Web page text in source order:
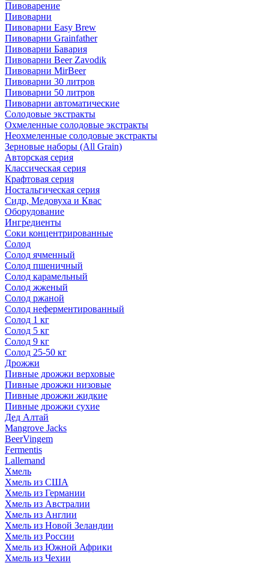
Пивоварение
Пивоварни
Пивоварни Easy Brew
Пивоварни Grainfather
Пивоварни Бавария
Пивоварни Beer Zavodik
Пивоварни MirBeer
Пивоварни 30 литров
Пивоварни 50 литров
Пивоварни автоматические
Солодовые экстракты
Охмеленные солодовые экстракты
Неохмеленные солодовые экстракты
Зерновые наборы (All Grain)
Авторская серия
Классическая серия
Крафтовая серия
Ностальгическая серия
Сидр, Медовуха и Квас
Оборудование
Ингредиенты
Соки концентрированные
Солод
Солод ячменный
Солод пшеничный
Солод карамельный
Солод жженый
Солод ржаной
Солод неферментированный
Солод 1 кг
Солод 5 кг
Солод 9 кг
Солод 25-50 кг
Дрожжи
Пивные дрожжи верховые
Пивные дрожжи низовые
Пивные дрожжи жидкие
Пивные дрожжи сухие
Дед Алтай
Mangrove Jacks
BeerVingem
Fermentis
Lallemand
Хмель
Хмель из США
Хмель из Германии
Хмель из Австралии
Хмель из Англии
Хмель из Новой Зеландии
Хмель из России
Хмель из Южной Африки
Хмель из Чехии